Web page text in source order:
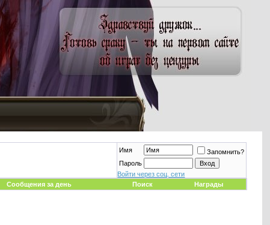
Имя
Запомнить?
Пароль
Войти через соц. сети
Сообщения за день Поиск Награды